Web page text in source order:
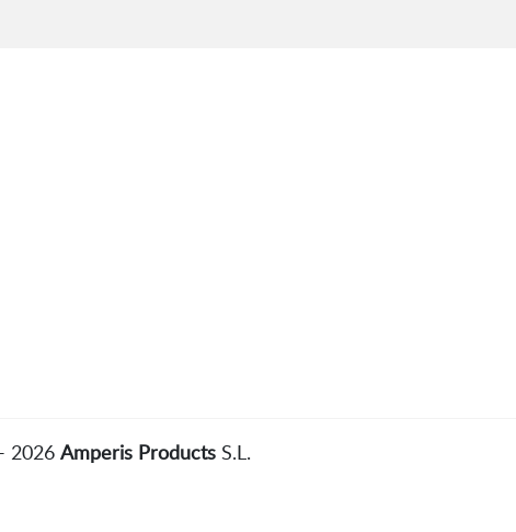
2026 Amperis Products S.L.